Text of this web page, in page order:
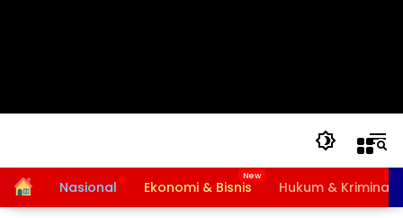
HomeNasional Ekonomi & Bisnis Hukum & Kriminal